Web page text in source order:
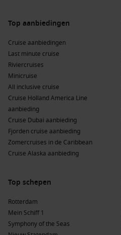
Top aanbiedingen
Cruise aanbiedingen
Last minute cruise
Riviercruises
Minicruise
All inclusive cruise
Cruise Holland America Line
aanbieding
Cruise Dubai aanbieding
Fjorden cruise aanbieding
Zomercruises in de Caribbean
Cruise Alaska aanbieding
Top schepen
Rotterdam
Mein Schiff 1
Symphony of the Seas